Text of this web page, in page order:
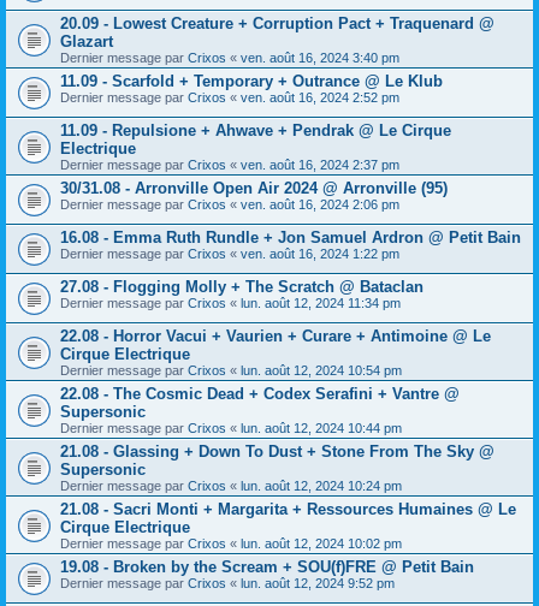
20.09 - Lowest Creature + Corruption Pact + Traquenard @
Glazart
Dernier message par Crixos « ven. août 16, 2024 3:40 pm
11.09 - Scarfold + Temporary + Outrance @ Le Klub
Dernier message par Crixos « ven. août 16, 2024 2:52 pm
11.09 - Repulsione + Ahwave + Pendrak @ Le Cirque
Electrique
Dernier message par Crixos « ven. août 16, 2024 2:37 pm
30/31.08 - Arronville Open Air 2024 @ Arronville (95)
Dernier message par Crixos « ven. août 16, 2024 2:06 pm
16.08 - Emma Ruth Rundle + Jon Samuel Ardron @ Petit Bain
Dernier message par Crixos « ven. août 16, 2024 1:22 pm
27.08 - Flogging Molly + The Scratch @ Bataclan
Dernier message par Crixos « lun. août 12, 2024 11:34 pm
22.08 - Horror Vacui + Vaurien + Curare + Antimoine @ Le
Cirque Electrique
Dernier message par Crixos « lun. août 12, 2024 10:54 pm
22.08 - The Cosmic Dead + Codex Serafini + Vantre @
Supersonic
Dernier message par Crixos « lun. août 12, 2024 10:44 pm
21.08 - Glassing + Down To Dust + Stone From The Sky @
Supersonic
Dernier message par Crixos « lun. août 12, 2024 10:24 pm
21.08 - Sacri Monti + Margarita + Ressources Humaines @ Le
Cirque Electrique
Dernier message par Crixos « lun. août 12, 2024 10:02 pm
19.08 - Broken by the Scream + SOU(f)FRE @ Petit Bain
Dernier message par Crixos « lun. août 12, 2024 9:52 pm